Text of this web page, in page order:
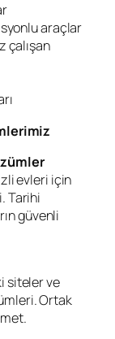
araçlar
çalışan
evleri için
Tarihi
güvenli
siteler ve
Ortak